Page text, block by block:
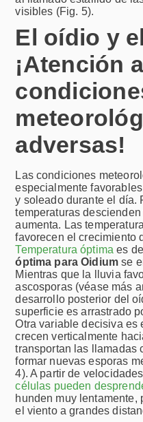
visibles (Fig. 5).
Fig.1:
Fig.2:
Fig.3:
Fig.4:
Fig.5: Rotura
Fig.6:
El oídio y
¡Atención
adversas!
Las condiciones
especialmente
y soleado durante el día.
temperaturas
aumenta. Las
favorecen el crecimiento
Temperatura óptima es
óptima para Oidium se
Mientras que la lluvia
ascosporas (véase más
desarrollo posterior del
superficie es arrastrado
Otra variable decisiva es
crecen verticalmente
transportan las llamadas
formar nuevas esporas
4). A partir de
células pueden
hunden muy lentamente,
el viento a grandes